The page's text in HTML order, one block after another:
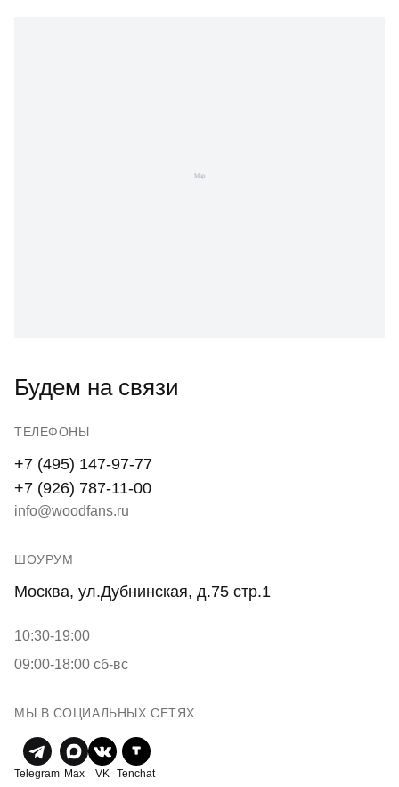
Будем на связи
ТЕЛЕФОНЫ
+7 (495) 147-97-77
+7 (926) 787-11-00
info@woodfans.ru
ШОУРУМ
Москва, ул.Дубнинская, д.75 стр.1
10:30-19:00
09:00-18:00 сб-вс
МЫ В СОЦИАЛЬНЫХ СЕТЯХ
Telegram Max VK Tenchat